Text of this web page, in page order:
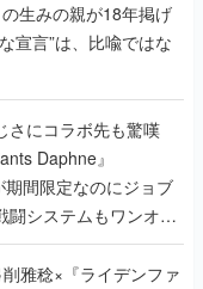
生みの親が18年掲げ
宣言”は、比喩ではな
さにコラボ先も驚嘆
Daphne』
間限定なのにジョブ
闘システムもワンオフ
を両ディレクターに聞
削雅稔×『ライデンファ